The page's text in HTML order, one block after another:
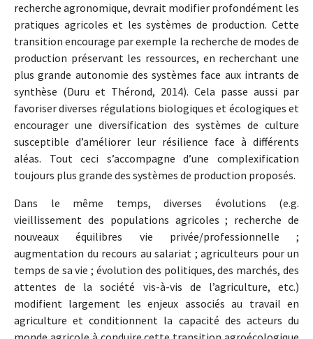
recherche agronomique, devrait modifier profondément les
pratiques agricoles et les systèmes de production. Cette
transition encourage par exemple la recherche de modes de
production préservant les ressources, en recherchant une
plus grande autonomie des systèmes face aux intrants de
synthèse (Duru et Thérond, 2014). Cela passe aussi par
favoriser diverses régulations biologiques et écologiques et
encourager une diversification des systèmes de culture
susceptible d’améliorer leur résilience face à différents
aléas. Tout ceci s’accompagne d’une complexification
toujours plus grande des systèmes de production proposés.
Dans le même temps, diverses évolutions (e.g.
vieillissement des populations agricoles ; recherche de
nouveaux équilibres vie privée/professionnelle ;
augmentation du recours au salariat ; agriculteurs pour un
temps de sa vie ; évolution des politiques, des marchés, des
attentes de la société vis-à-vis de l’agriculture, etc.)
modifient largement les enjeux associés au travail en
agriculture et conditionnent la capacité des acteurs du